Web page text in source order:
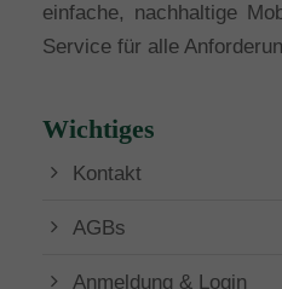
einfache, nachhaltige
Service für alle
Wichtiges
Kontakt
AGBs
Anmeldung & Login